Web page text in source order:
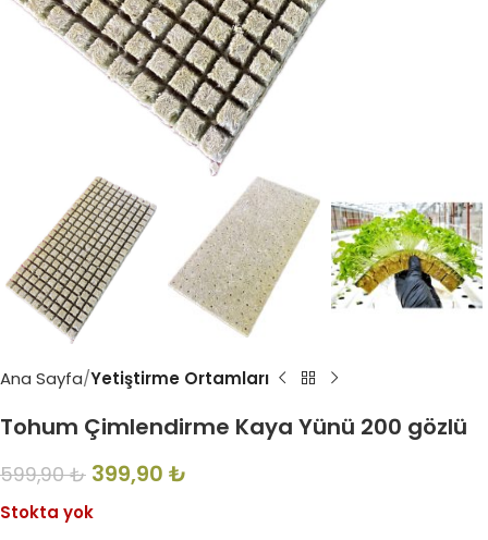
Ana Sayfa Yetiştirme Ortamları
Tohum Çimlendirme Kaya Yünü 200 gözlü
599,90₺ 399,90 ₺
Stokta yok